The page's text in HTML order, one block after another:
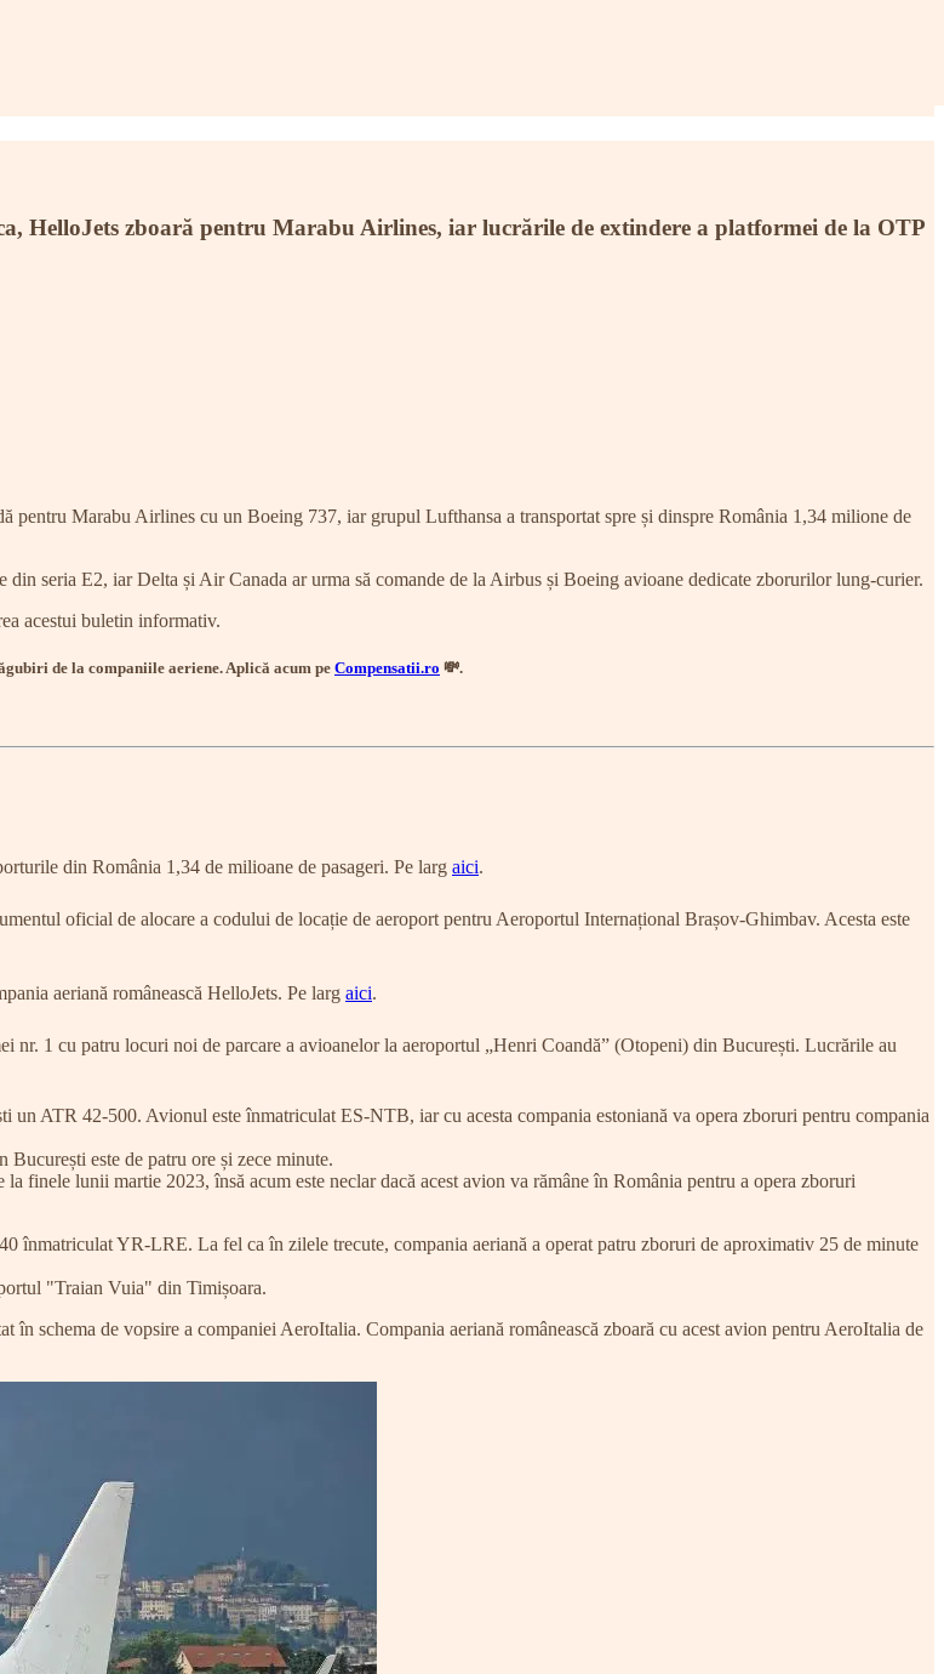
HelloJets zboară pentru Marabu Airlines, iar lucrările de extindere a platformei de la OTP
Marabu Airlines cu un Boeing 737, iar grupul Lufthansa a transportat spre și dinspre România 1,34 milione de
seria E2, iar Delta și Air Canada ar urma să comande de la Airbus și Boeing avioane dedicate zborurilor lung-curier.
acestui buletin informativ.
de la companiile aeriene. Aplică acum pe Compensatii.ro 💸.
din România 1,34 de milioane de pasageri. Pe larg aici.
oficial de alocare a codului de locație de aeroport pentru Aeroportul Internațional Brașov-Ghimbav. Acesta este
aeriană românească HelloJets. Pe larg aici.
1 cu patru locuri noi de parcare a avioanelor la aeroportul „Henri Coandă” (Otopeni) din București. Lucrările au
ATR 42-500. Avionul este înmatriculat ES-NTB, iar cu acesta compania estoniană va opera zboruri pentru compania
este de patru ore și zece minute.
lunii martie 2023, însă acum este neclar dacă acest avion va rămâne în România pentru a opera zboruri
înmatriculat YR-LRE. La fel ca în zilele trecute, compania aeriană a operat patru zboruri de aproximativ 25 de minute
"Traian Vuia" din Timișoara.
schema de vopsire a companiei AeroItalia. Compania aeriană românească zboară cu acest avion pentru AeroItalia de